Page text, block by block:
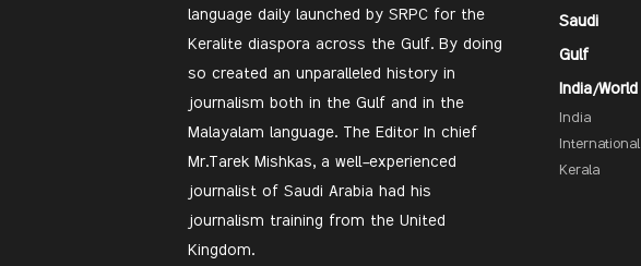
language daily launched by SRPC for the
Keralite diaspora across the Gulf. By doing
so created an unparalleled history in
journalism both in the Gulf and in the
Malayalam language. The Editor In chief
Mr.Tarek Mishkas, a well-experienced
journalist of Saudi Arabia had his
journalism training from the United
Kingdom.
Saudi
Gulf
India/World
India
International
Kerala